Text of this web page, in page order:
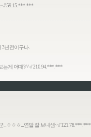
// 59.15.***.***
3년전이구나.
는게 어때?^^ // 210.94.***.***
ㅎㅎㅎ...연말 잘 보내셈~ // 121.78.***.***